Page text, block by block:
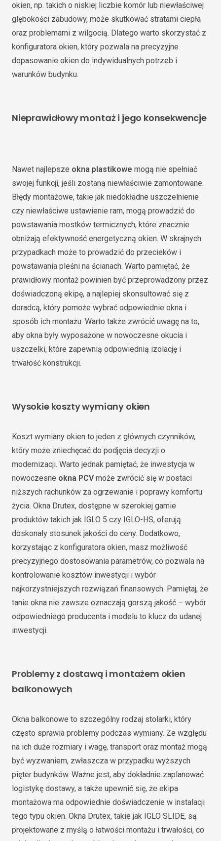
okien, np. takich o niskiej liczbie komór lub niewłaściwej
głębokości zabudowy, może skutkować stratami ciepła
oraz problemami z wilgocią. Dlatego warto skorzystać z
konfiguratora okien, który pozwala na precyzyjne
dopasowanie okien do indywidualnych potrzeb i
warunków budynku.
Nieprawidłowy montaż i jego konsekwencje
Nawet najlepsze okna plastikowe mogą nie spełniać
swojej funkcji, jeśli zostaną niewłaściwie zamontowane.
Błędy montażowe, takie jak niedokładne uszczelnienie
czy niewłaściwe ustawienie ram, mogą prowadzić do
powstawania mostków termicznych, które znacznie
obniżają efektywność energetyczną okien. W skrajnych
przypadkach może to prowadzić do przecieków i
powstawania pleśni na ścianach. Warto pamiętać, że
prawidłowy montaż powinien być przeprowadzony przez
doświadczoną ekipę, a najlepiej skonsultować się z
doradcą, który pomoże wybrać odpowiednie okna i
sposób ich montażu. Warto także zwrócić uwagę na to,
aby okna były wyposażone w nowoczesne okucia i
uszczelki, które zapewnią odpowiednią izolację i
trwałość konstrukcji.
Wysokie koszty wymiany okien
Koszt wymiany okien to jeden z głównych czynników,
który może zniechęcać do podjęcia decyzji o
modernizacji. Warto jednak pamiętać, że inwestycja w
nowoczesne okna PCVmoże zwrócić się w postaci
niższych rachunków za ogrzewanie i poprawy komfortu
życia. Okna Drutex, dostępne w szerokiej gamie
produktów takich jak IGLO 5 czy IGLO-HS, oferują
doskonały stosunek jakości do ceny. Dodatkowo,
korzystając z konfiguratora okien, masz możliwość
precyzyjnego dostosowania parametrów, co pozwala na
kontrolowanie kosztów inwestycji i wybór
najkorzystniejszych rozwiązań finansowych. Pamiętaj, że
tanie okna nie zawsze oznaczają gorszą jakość – wybór
odpowiedniego producenta i modelu to klucz do udanej
inwestycji.
Problemy z dostawą i montażem okien
balkonowych
Okna balkonowe to szczególny rodzaj stolarki, który
często sprawia problemy podczas wymiany. Ze względu
na ich duże rozmiary i wagę, transport oraz montaż mogą
być wyzwaniem, zwłaszcza w przypadku wyższych
pięter budynków. Ważne jest, aby dokładnie zaplanować
logistykę dostawy, a także upewnić się, że ekipa
montażowa ma odpowiednie doświadczenie w instalacji
tego typu okien. Okna Drutex, takie jak IGLO SLIDE, są
projektowane z myślą o łatwości montażu i trwałości, co